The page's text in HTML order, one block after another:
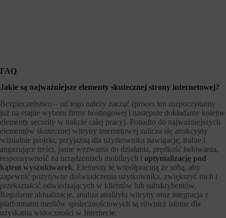
FAQ
Jakie są najważniejsze elementy skutecznej strony internetowej?
Bezpieczeństwo – od tego należy zacząć (proces ten rozpoczynamy
już na etapie wyboru firmy hostingowej i następnie dokładamy kolejne
elementy security w trakcie całej pracy). Ponadto do najważniejszych
elementów skutecznej witryny internetowej zalicza się atrakcyjny
wizualnie projekt, przyjazną dla użytkownika nawigację, trafne i
angażujące treści, jasne wezwania do działania, prędkość ładowania,
responsywność na urządzeniach mobilnych i optymalizację pod
kątem wyszukiwarek. Elementy te współpracują ze sobą, aby
zapewnić pozytywne doświadczenia użytkownika, zwiększyć ruch i
przekształcić odwiedzających w klientów lub subskrybentów.
Regularne aktualizacje, analiza analityki witryny oraz integracja z
platformami mediów społecznościowych są również istotne dla
uzyskania widoczności w Internecie.